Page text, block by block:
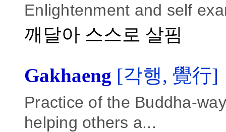
Enlightenment and self
깨달아 스스로 살핌
Gakhaeng [각행, 覺行]
Practice of the Buddha-
helping others a...